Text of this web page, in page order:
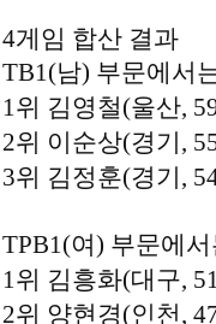
4게임 합산 결과
TB1(남) 부문에서
1위 김영철(울산,
2위 이순상(경기,
3위 김정훈(경기,
TPB1(여) 부문에
1위 김흥화(대구,
2위 양현경(인천,